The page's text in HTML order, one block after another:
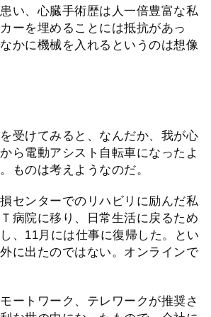
い、心臓手術歴は人一倍豊富な私
ーを埋めることには抵抗があっ
かに機械を入れるというのは想像
受けてみると、なんだか、我が心
ら電動アシスト自転車になったよ
ものは考えようなのだ。
センターでのリハビリに励んだ私
病院に移り、日常生活に戻るため
、11月には仕事に復帰した。とい
に出たのではない。オンラインで
ートワーク、テレワークが推奨さ